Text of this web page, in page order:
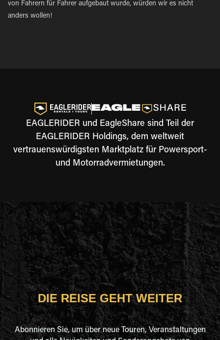
von Fahrern für Fahrer aufgebaut wurde, würden wir es nicht
anders wollen!
EAGLERIDER und EagleShare sind Teil der
EAGLERIDER Holdings, dem weltweit
vertrauenswürdigsten Marktplatz für Powersport-
und Motorradvermietungen.
DIE REISE GEHT WEITER
Abonnieren Sie, um über neue Touren, Veranstaltungen